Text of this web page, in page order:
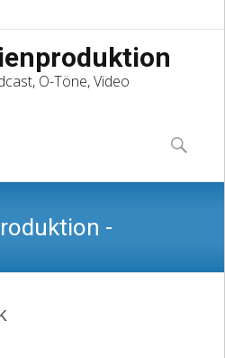
O-Töne, Video
to
content
Suchen
nach:
-
Podcast, O-Töne,